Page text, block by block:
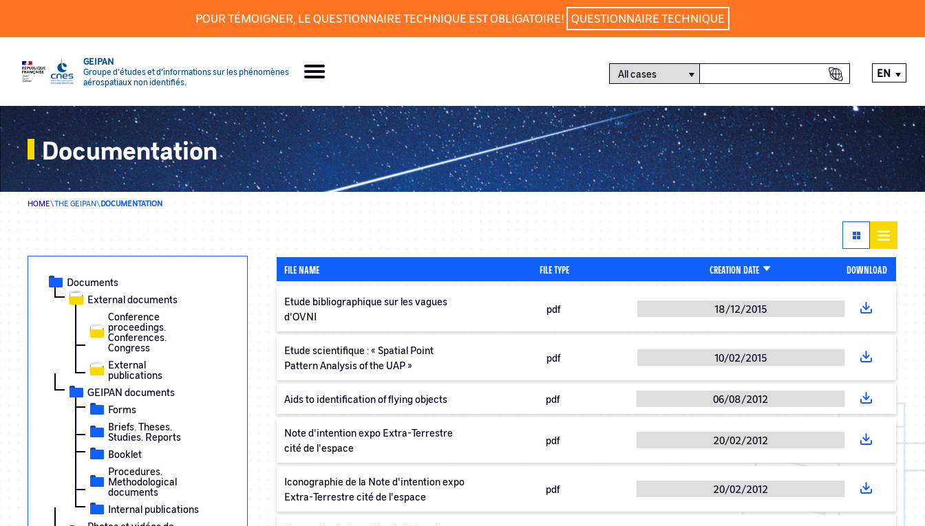
POUR TÉMOIGNER, LE QUESTIONNAIRE TECHNIQUE EST OBLIGATOIRE! QUESTIONNAIRE TECHNIQUE
GEIPAN
Groupe d’études et d’informations sur les phénomènes
aérospatiaux non identifiés.
EN
Documentation
HOME\THE GEIPAN\DOCUMENTATION
Documents
External documents
Conference
proceedings.
Conferences.
Congress
External
publications
GEIPAN documents
Forms
Briefs. Theses.
Studies. Reports
Booklet
Procedures.
Methodological
documents
Internal publications
FILE NAME FILE TYPE CREATION DATE SORT
ASCENDING
DOWNLOAD
Etude bibliographique sur les vagues
d'OVNI
pdf 18/12/2015
Etude scientifique : « Spatial Point
Pattern Analysis of the UAP »
pdf 10/02/2015
Aids to identification of flying objects pdf 06/08/2012
Note d'intention expo Extra-Terrestre
cité de l'espace
pdf 20/02/2012
Iconographie de la Note d'intention expo
Extra-Terrestre cité de l'espace
pdf 20/02/2012